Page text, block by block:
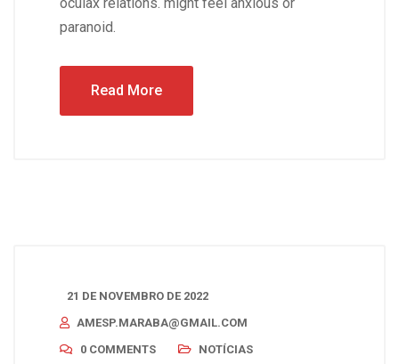
oculax relations. might feel anxious or
paranoid.
Read More
21 DE NOVEMBRO DE 2022
AMESP.MARABA@GMAIL.COM
0 COMMENTS
NOTÍCIAS